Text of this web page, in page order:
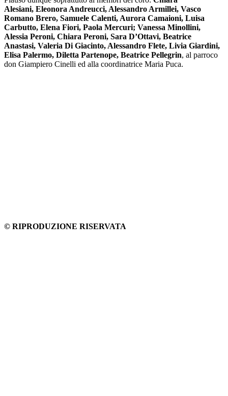
Alesiani, Eleonora Andreucci, Alessandro Armillei, Vasco
Romano Brero, Samuele Calenti, Aurora Camaioni, Luisa
Carbutto, Elena Fiori, Paola Mercuri; Vanessa Minollini,
Alessia Peroni, Chiara Peroni, Sara D’Ottavi, Beatrice
Anastasi, Valeria Di Giacinto, Alessandro Flete, Livia Giardini,
Elisa Palermo, Diletta Partenope, Beatrice Pellegrin, al parroco
don Giampiero Cinelli ed alla coordinatrice Maria Puca.
© RIPRODUZIONE RISERVATA